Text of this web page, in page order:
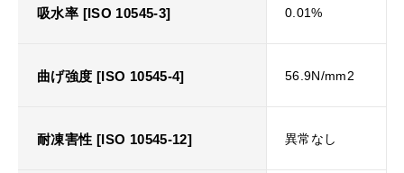
吸水率 [ISO 10545-3] 0.01%
曲げ強度 [ISO 10545-4] 56.9N/mm2
耐凍害性 [ISO 10545-12] 異常なし